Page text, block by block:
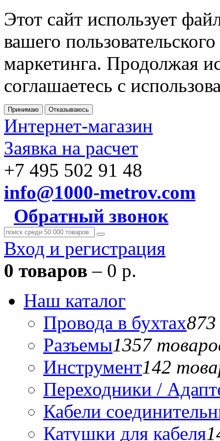
Этот сайт использует
вашего
маркетинга. Продолжая
соглашаетесь с
Принимаю Отказываюсь
Интернет-магазин
Заявка на расчет
+7 495 502 91 48
info@1000-metrov.com
Обратный звонок
Вход и регистрация
0 товаров – 0 р.
Наш каталог
Провода в бухтах
Разъемы1357
Инструмент142
Переходники /
Кабели
Катушки для кабеля